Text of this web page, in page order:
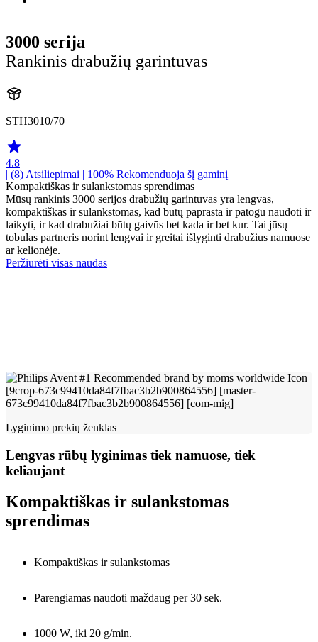
3000 serija
Rankinis drabužių garintuvas
STH3010/70
4.8
| (8) Atsiliepimai | 100% Rekomenduoja šį gaminį
Kompaktiškas ir sulankstomas sprendimas
Mūsų rankinis 3000 serijos drabužių garintuvas yra lengvas,
kompaktiškas ir sulankstomas, kad būtų paprasta ir patogu naudoti ir
laikyti, ir kad drabužiai būtų gaivūs bet kada ir bet kur. Tai jūsų
tobulas partneris norint lengvai ir greitai išlyginti drabužius namuose
ar kelionėje.
Peržiūrėti visas naudas
Lyginimo prekių ženklas
Lengvas rūbų lyginimas tiek namuose, tiek
keliaujant
Kompaktiškas ir sulankstomas
sprendimas
Kompaktiškas ir sulankstomas
Parengiamas naudoti maždaug per 30 sek.
1000 W, iki 20 g/min.